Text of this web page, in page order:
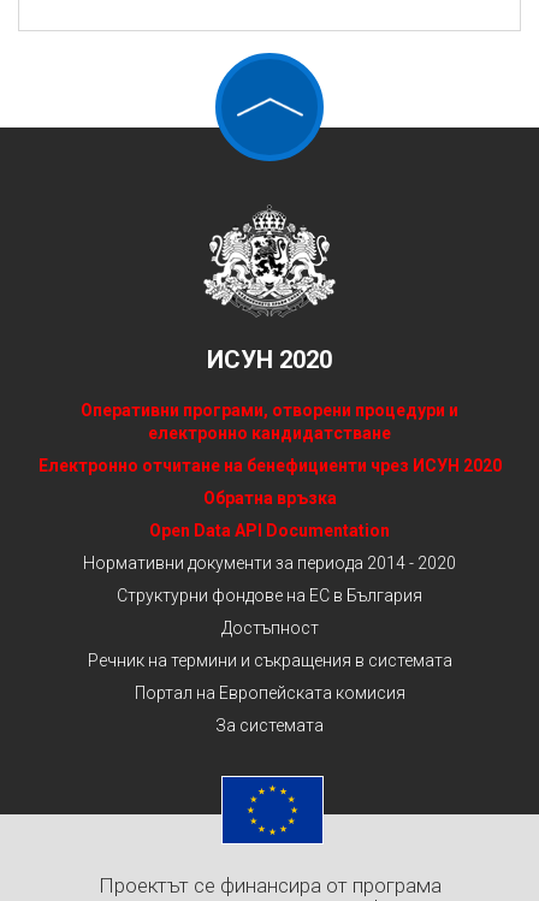
ИСУН 2020
Оперативни програми, отворени процедури и
електронно кандидатстване
Електронно отчитане на бенефициенти чрез ИСУН 2020
Обратна връзка
Open Data API Documentation
Нормативни документи за периода 2014 - 2020
Структурни фондове на ЕС в България
Достъпност
Речник на термини и съкращения в системата
Портал на Европейската комисия
За системата
Проектът се финансира от програма